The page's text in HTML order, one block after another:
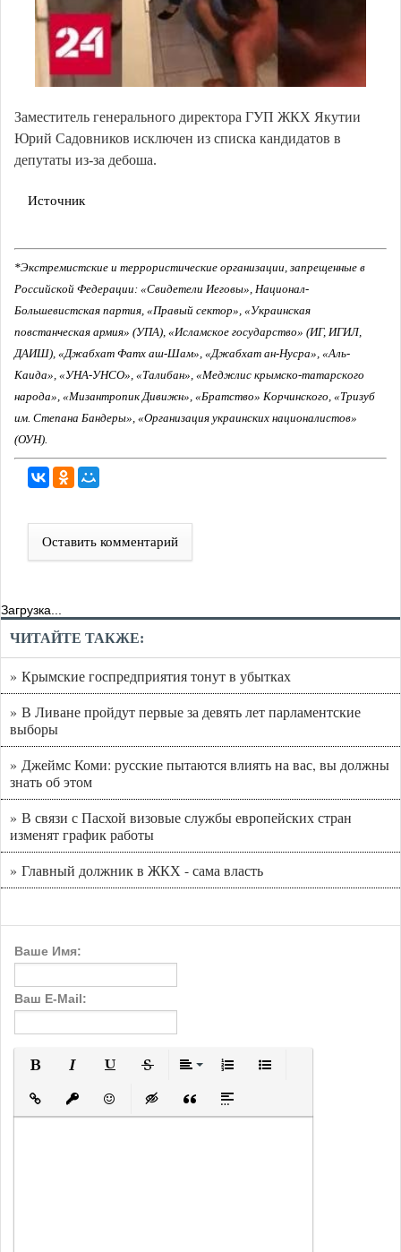
Заместитель генерального директора ГУП ЖКХ Якутии
Юрий Садовников исключен из списка кандидатов в
депутаты из-за дебоша.
Источник
*Экстремистские и террористические организации, запрещенные в
Российской Федерации: «Свидетели Иеговы», Национал-
Большевистская партия, «Правый сектор», «Украинская
повстанческая армия» (УПА), «Исламское государство» (ИГ, ИГИЛ,
ДАИШ), «Джабхат Фатх аш-Шам», «Джабхат ан-Нусра», «Аль-
Каида», «УНА-УНСО», «Талибан», «Меджлис крымско-татарского
народа», «Мизантропик Дивижн», «Братство» Корчинского, «Тризуб
им. Степана Бандеры», «Организация украинских националистов»
(ОУН).
Оставить комментарий
Загрузка...
ЧИТАЙТЕ ТАКЖЕ:
» Крымские госпредприятия тонут в убытках
» В Ливане пройдут первые за девять лет парламентские
выборы
» Джеймс Коми: русские пытаются влиять на вас, вы должны
знать об этом
» В связи с Пасхой визовые службы европейских стран
изменят график работы
» Главный должник в ЖКХ - сама власть
Ваше Имя:
Ваш E-Mail:
Подчеркнутый
Вставить ссылку
Вставить защищенную ссылку
Вставить смайлик
Вставка скрытого текста
Вставка цитаты
Вставка спойлера